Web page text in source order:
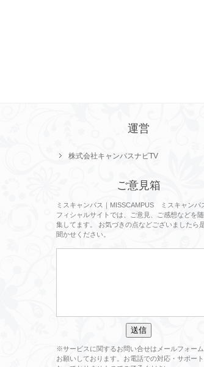
運営
株式会社キャンパスナビTV
ご意見箱
ミスキャンパス｜MISSCAMPUS ミスキャンパ
フィシャルサイトでは、ご意見、ご感想などを
集してます。 お気づきの点などございましたら
聞かせください。
※サービスに関するお問い合せはメールフォー
お願いしております。お電話での対応・サポー